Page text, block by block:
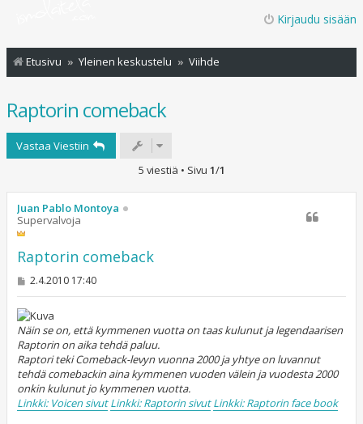
Kirjaudu sisään
Etusivu Yleinen keskustelu Viihde
Raptorin comeback
Vastaa Viestiin
5 viestiä • Sivu 1/1
Juan Pablo Montoya
Supervalvoja
Raptorin comeback
V
s
t
i
2.4.2010 17:40
Näin se on, että kymmenen vuotta on taas kulunut ja legendaarisen
Raptorin on aika tehdä paluu.
Raptori teki Comeback-levyn vuonna 2000 ja yhtye on luvannut
tehdä comebackin aina kymmenen vuoden välein ja vuodesta 2000
onkin kulunut jo kymmenen vuotta.
Linkki: Voicen sivut Linkki: Raptorin sivut Linkki: Raptorin face book